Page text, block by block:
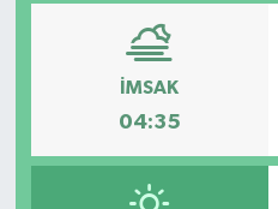
İMSAK
04:35